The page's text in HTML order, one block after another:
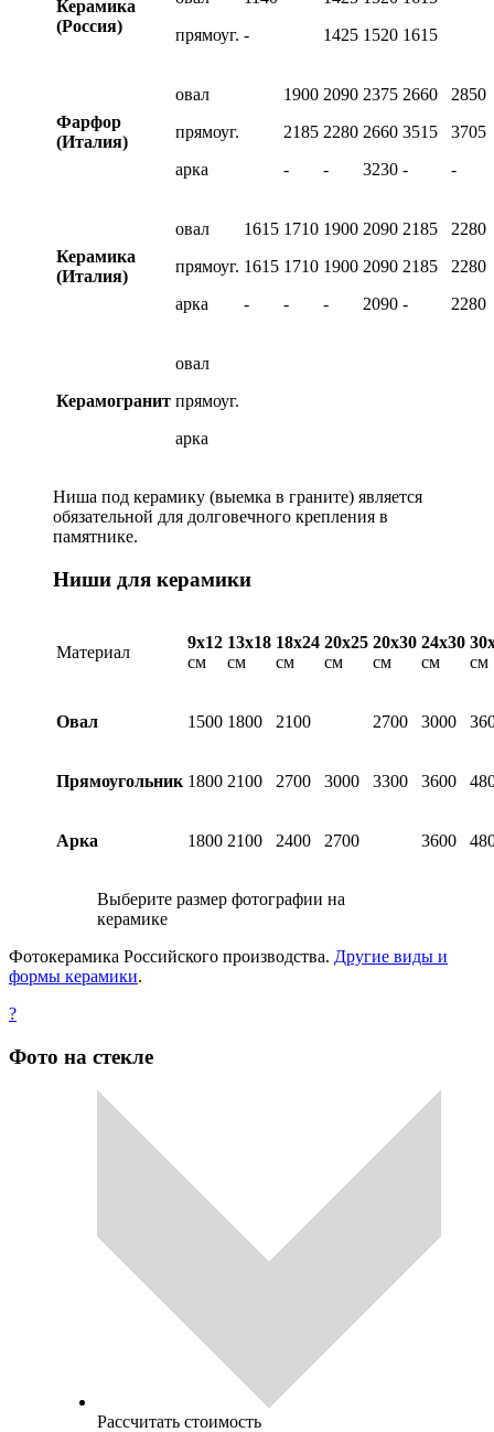
Керамика
(Россия)
прямоуг. -
1425 1520 1615
Фарфор
(Италия)
овал
прямоуг.
арка
1900
2185
-
2090
2280
-
2375
2660
3230
2660
3515
-
2850
3705
-
Керамика
(Италия)
овал
прямоуг.
арка
1615
1615
-
1710
1710
-
1900
1900
-
2090
2090
2090
2185
2185
-
2280
2280
2280
Керамогранит
овал
прямоуг.
арка
Ниша под керамику (выемка в граните) является
обязательной для долговечного крепления в
памятнике.
Ниши для керамики
Материал
9х12
см
13х18
см
18х24
см
20х25
см
20х30
см
24х30
см
см
Овал 1500 1800 2100 2700 3000
Прямоугольник 1800 2100 2700 3000 3300 3600
Арка 1800 2100 2400 2700 3600
Выберите размер фотографии на
керамике
Фотокерамика Российского производства. Другие виды и
формы керамики.
?
Фото на стекле
Рассчитать стоимость